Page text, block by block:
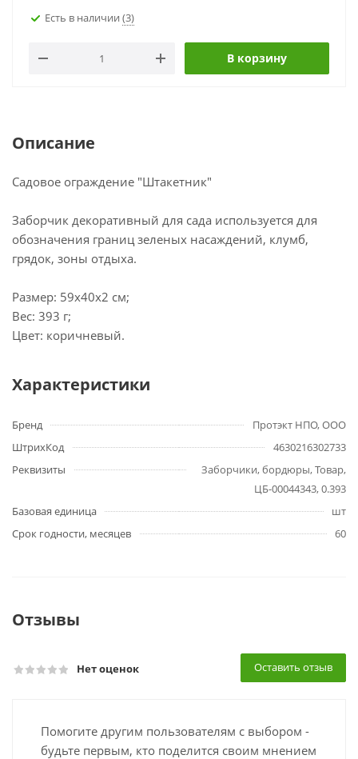
Есть в наличии (3)
В корзину
Описание
Садовое ограждение "Штакетник"
Заборчик декоративный для сада используется для
обозначения границ зеленых насаждений, клумб,
грядок, зоны отдыха.
Размер: 59х40х2 см;
Вес: 393 г;
Цвет: коричневый.
Характеристики
Бренд
Протэкт НПО, ООО
ШтрихКод
4630216302733
Реквизиты
Заборчики, бордюры, Товар,
ЦБ-00044343, 0.393
Базовая единица
шт
Срок годности, месяцев
60
Отзывы
Нет оценок Оставить отзыв
Помогите другим пользователям с выбором -
будьте первым, кто поделится своим мнением